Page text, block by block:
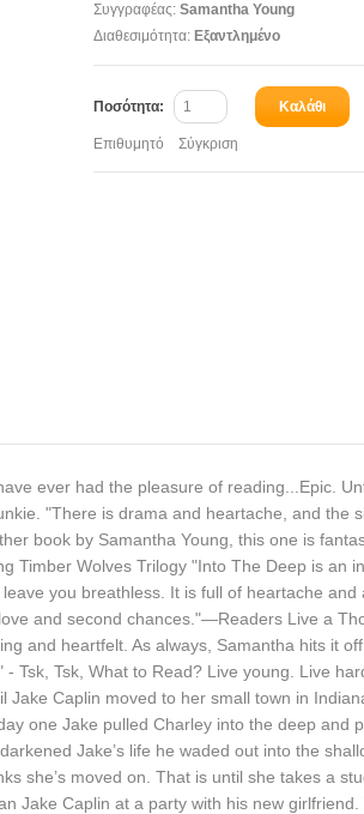
Συγγραφέας: Samantha Young
Διαθεσιμότητα: Εξαντλημένο
Ποσότητα: Καλάθι
Επιθυμητό Σύγκριση
ever had the pleasure of reading...Epic.
"There is drama and heartache, and the
book by Samantha Young, this one is
Timber Wolves Trilogy "Into The Deep is an
you breathless. It is full of heartache and
and second chances."—Readers Live a
and heartfelt. As always, Samantha hits it
Tsk, Tsk, What to Read? Live young. Live
Caplin moved to her small town in
one Jake pulled Charley into the deep and
Jake’s life he waded out into the
she’s moved on. That is until she takes a
Jake Caplin at a party with his new girlfriend.